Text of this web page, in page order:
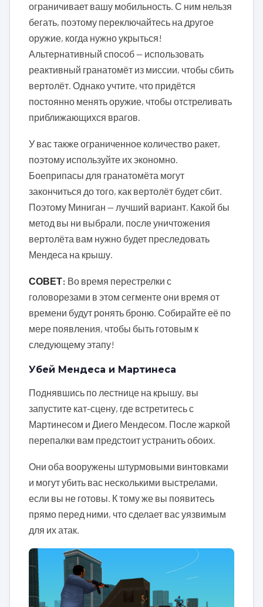
ограничивает вашу мобильность. С ним нельзя
бегать, поэтому переключайтесь на другое
оружие, когда нужно укрыться!
Альтернативный способ — использовать
реактивный гранатомёт из миссии, чтобы сбить
вертолёт. Однако учтите, что придётся
постоянно менять оружие, чтобы отстреливать
приближающихся врагов.
У вас также ограниченное количество ракет,
поэтому используйте их экономно.
Боеприпасы для гранатомёта могут
закончиться до того, как вертолёт будет сбит.
Поэтому Миниган — лучший вариант. Какой бы
метод вы ни выбрали, после уничтожения
вертолёта вам нужно будет преследовать
Мендеса на крышу.
СОВЕТ: Во время перестрелки с
головорезами в этом сегменте они время от
времени будут ронять броню. Собирайте её по
мере появления, чтобы быть готовым к
следующему этапу!
Убей Мендеса и Мартинеса
Поднявшись по лестнице на крышу, вы
запустите кат-сцену, где встретитесь с
Мартинесом и Диего Мендесом. После жаркой
перепалки вам предстоит устранить обоих.
Они оба вооружены штурмовыми винтовками
и могут убить вас несколькими выстрелами,
если вы не готовы. К тому же вы появитесь
прямо перед ними, что сделает вас уязвимым
для их атак.